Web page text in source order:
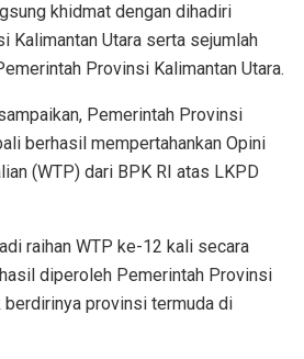
khidmat dengan dihadiri
Kalimantan Utara serta sejumlah
Provinsi Kalimantan Utara.
Pemerintah Provinsi
berhasil mempertahankan Opini
(WTP) dari BPK RI atas LKPD
raihan WTP ke-12 kali secara
diperoleh Pemerintah Provinsi
berdirinya provinsi termuda di